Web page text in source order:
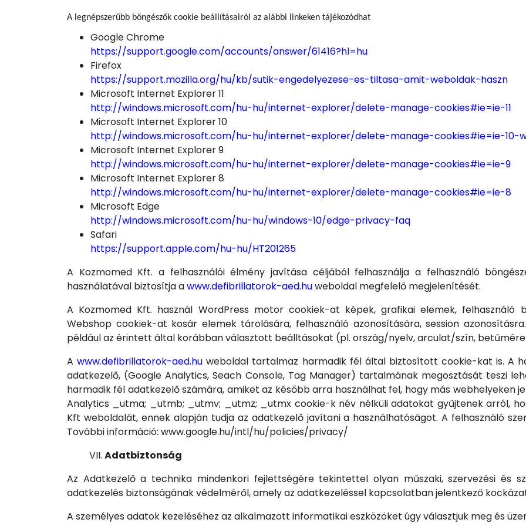
A legnépszerűbb böngészők cookie beállításairól az alábbi linkeken tájékozódhat
Google Chrome
https://support.google.com/accounts/answer/61416?hl=hu
Firefox
https://support.mozilla.org/hu/kb/sutik-engedelyezese-es-tiltasa-amit-weboldak-haszn
Microsoft Internet Explorer 11
http://windows.microsoft.com/hu-hu/internet-explorer/delete-manage-cookies#ie=ie-11
Microsoft Internet Explorer 10
http://windows.microsoft.com/hu-hu/internet-explorer/delete-manage-cookies#ie=ie-10-
Microsoft Internet Explorer 9
http://windows.microsoft.com/hu-hu/internet-explorer/delete-manage-cookies#ie=ie-9
Microsoft Internet Explorer 8
http://windows.microsoft.com/hu-hu/internet-explorer/delete-manage-cookies#ie=ie-8
Microsoft Edge
http://windows.microsoft.com/hu-hu/windows-10/edge-privacy-faq
Safari
https://support.apple.com/hu-hu/HT201265
A Kozmomed Kft. a felhasználói élmény javítása céljából felhasználja a felhasználó
használatával biztosítja awww.defibrillatorok-aed.huweboldal megfelelő megjelenítését.
A Kozmomed Kft. használ WordPress motor cookiek-at képek, grafikai elemek, felhasználó
Webshop cookiek-at kosár elemek tárolására, felhasználó azonosítására, session
például az érintett által korábban választott beálltásokat (pl. ország/nyelv, arculat/szín,
Awww.defibrillatorok-aed.hu weboldal tartalmaz harmadik fél által biztosított cookie-kat is. A
adatkezelő, (Google Analytics, Seach Console, Tag Manager) tartalmának megosztását teszi
harmadik fél adatkezelő számára, amiket az később arra használhat fel, hogy más webhelyeken
Analytics _utma; _utmb; _utmv; _utmz; _utmx cookie-k név nélküli adatokat gyűjtenek arról,
Kft weboldalát, ennek alapján tudja az adatkezelő javítani a használhatóságot. A felhasználó
További információ: www.google.hu/intl/hu/policies/privacy/
Adatbiztonság
Az Adatkezelő a technika mindenkori fejlettségére tekintettel olyan műszaki, szervezési és
adatkezelés biztonságának védelméről, amely az adatkezeléssel kapcsolatban jelentkező
A személyes adatok kezeléséhez az alkalmazott informatikai eszközöket úgy választjuk meg és